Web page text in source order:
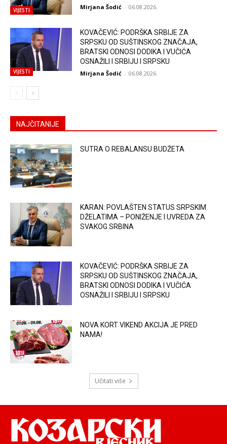
VIJESTI Mirjana Šodić - 06.08.2026.
VIJESTI
KOVAČEVIĆ: PODRŠKA SRBIJE ZA
SRPSKU OD SUŠTINSKOG ZNAČAJA,
BRATSKI ODNOSI DODIKA I VUČIĆA
OSNAŽILI I SRBIJU I SRPSKU
Mirjana Šodić - 06.08.2026.
NAJČITANIJE
SUTRA O REBALANSU BUDŽETA
KARAN: POVLAŠTEN STATUS SRPSKIM
DŽELATIMA – PONIŽENJE I UVREDA ZA
SVAKOG SRBINA
KOVAČEVIĆ: PODRŠKA SRBIJE ZA
SRPSKU OD SUŠTINSKOG ZNAČAJA,
BRATSKI ODNOSI DODIKA I VUČIĆA
OSNAŽILI I SRBIJU I SRPSKU
NOVA KORT VIKEND AKCIJA JE PRED
NAMA!
Učitati više